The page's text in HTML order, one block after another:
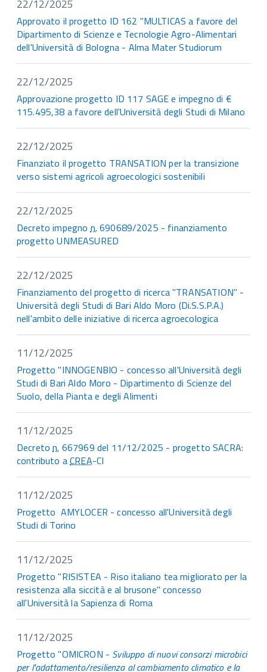
22/12/2025
Approvato il progetto ID 162 "MULTICAS a favore del
Dipartimento di Scienze e Tecnologie Agro-Alimentari
dell'Università di Bologna - Alma Mater Studiorum
22/12/2025
Approvazione progetto ID 117 SAGE e impegno di €
115.495,38 a favore dell'Università degli Studi di Milano
22/12/2025
Finanziato il progetto TRANSATION per la transizione
verso sistemi agricoli agroecologici sostenibili
22/12/2025
Decreto impegnon. 690689/2025 - finanziamento
progetto UNMEASURED
22/12/2025
Finanziamento del progetto di ricerca "TRANSATION" -
Università degli Studi di Bari Aldo Moro (Di.S.S.P.A.)
nell'ambito delle iniziative di ricerca agroecologica
11/12/2025
Progetto "INNOGENBIO - concesso all'Università degli
Studi di Bari Aldo Moro - Dipartimento di Scienze del
Suolo, della Pianta e degli Alimenti
11/12/2025
Decreton. 667969 del 11/12/2025 - progetto SACRA:
contributo aCREA-CI
11/12/2025
Progetto AMYLOCER - concesso all'Università degli
Studi di Torino
11/12/2025
Progetto "RISISTEA - Riso italiano tea migliorato per la
resistenza alla siccità e al brusone" concesso
all'Università la Sapienza di Roma
11/12/2025
Progetto "OMICRON - Sviluppo di nuovi consorzi microbici
per l'adattamento/resilienza al cambiamento climatico e la